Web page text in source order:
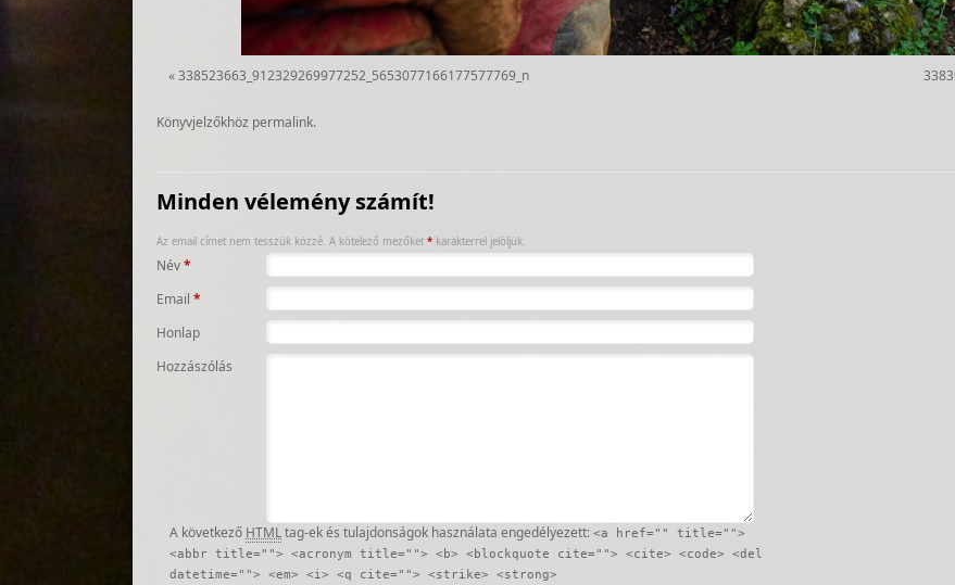
«338523663_912329269977252_5653077166177577769_n
Könyvjelzőkhöz permalink.
Minden vélemény számít!
Az email címet nem tesszük közzé. A kötelező mezőket * karakterrel jelöljük.
Név*
Email *
Honlap
Hozzászólás
A következő HTMLtag-ek és tulajdonságok használata engedélyezett: <a href="" title="">
<abbr title=""> <acronym title=""> <b> <blockquote cite=""> <cite> <code> <del
datetime=""> <em> <i> <q cite=""> <strike> <strong>